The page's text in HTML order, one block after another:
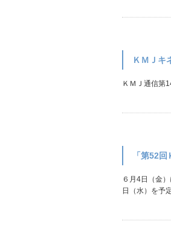
ＫＭＪキ
ＫＭＪ通信第
「第52
６月4日（金
日（水）を予